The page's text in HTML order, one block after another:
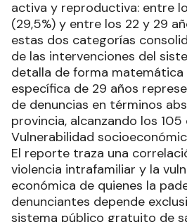
activa y reproductiva: entre
(29,5%) y entre los 22 y 29
estas dos categorías
de las intervenciones del
detalla de forma matemática
específica de 29 años
de denuncias en términos
provincia, alcanzando los 105
Vulnerabilidad
El reporte traza una
violencia intrafamiliar y la
económica de quienes la
denunciantes depende
sistema público gratuito de